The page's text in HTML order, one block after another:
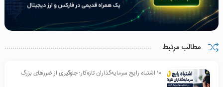
مطالب مرتبط
۱۰ اشتباه رایج سرمایه‌گذاران تازه‌کار؛ جلوگیری از ضررهای بزرگ